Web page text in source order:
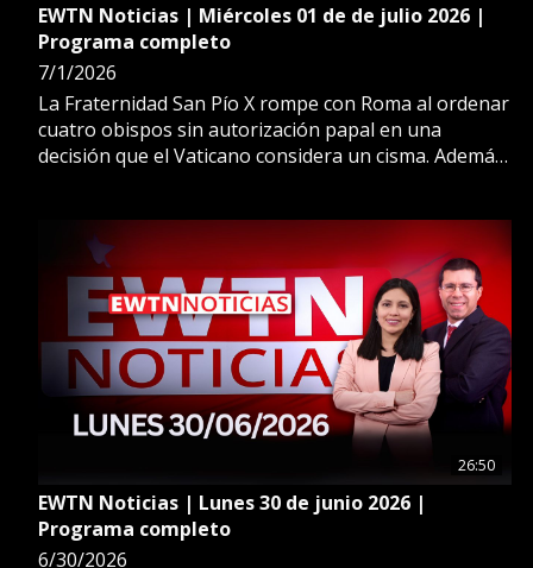
EWTN Noticias | Miércoles 01 de de julio 2026 |
Programa completo
7/1/2026
La Fraternidad San Pío X rompe con Roma al ordenar
cuatro obispos sin autorización papal en una
decisión que el Vaticano considera un cisma. Además,
26:50
EWTN Noticias | Lunes 30 de junio 2026 |
Programa completo
6/30/2026